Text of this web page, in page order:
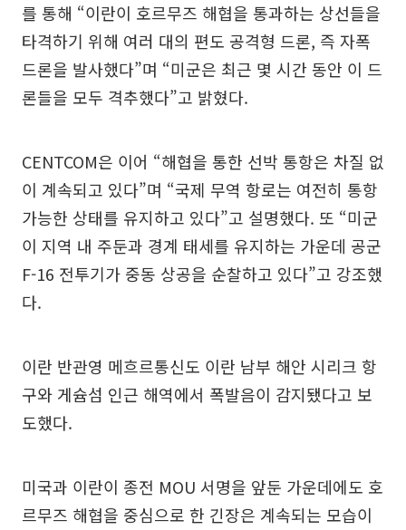
를 통해 “이란이 호르무즈 해협을 통과하는 상선들을
타격하기 위해 여러 대의 편도 공격형 드론, 즉 자폭
드론을 발사했다”며 “미군은 최근 몇 시간 동안 이 드
론들을 모두 격추했다”고 밝혔다.
CENTCOM은 이어 “해협을 통한 선박 통항은 차질 없
이 계속되고 있다”며 “국제 무역 항로는 여전히 통항
가능한 상태를 유지하고 있다”고 설명했다. 또 “미군
이 지역 내 주둔과 경계 태세를 유지하는 가운데 공군
F-16 전투기가 중동 상공을 순찰하고 있다”고 강조했
다.
이란 반관영 메흐르통신도 이란 남부 해안 시리크 항
구와 게슘섬 인근 해역에서 폭발음이 감지됐다고 보
도했다.
미국과 이란이 종전 MOU 서명을 앞둔 가운데에도 호
르무즈 해협을 중심으로 한 긴장은 계속되는 모습이